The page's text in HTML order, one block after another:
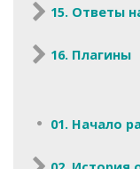
15. Ответы
16. Плагины
01. Начало